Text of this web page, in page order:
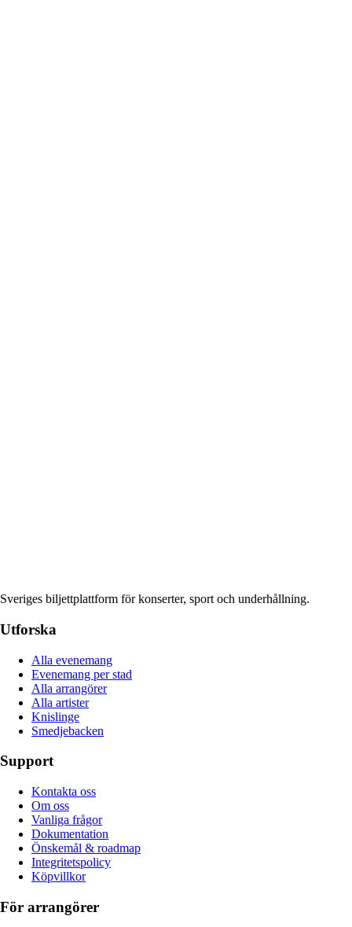
Sveriges biljettplattform för konserter, sport och underhållning.
Utforska
Alla evenemang
Evenemang per stad
Alla arrangörer
Alla artister
Knislinge
Smedjebacken
Support
Kontakta oss
Om oss
Vanliga frågor
Dokumentation
Önskemål & roadmap
Integritetspolicy
Köpvillkor
För arrangörer